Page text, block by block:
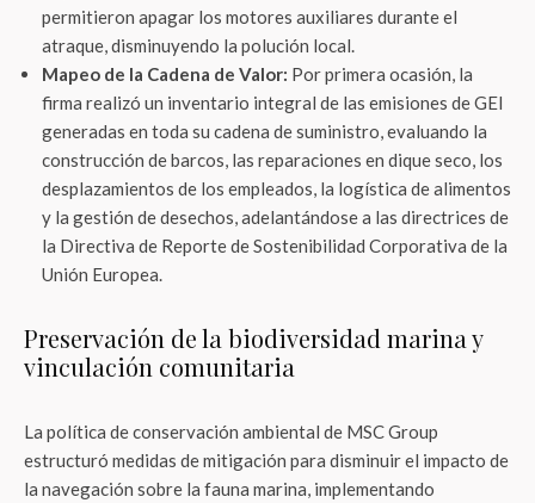
permitieron apagar los motores auxiliares durante el
atraque, disminuyendo la polución local.
Mapeo de la Cadena de Valor: Por primera ocasión, la
firma realizó un inventario integral de las emisiones de GEI
generadas en toda su cadena de suministro, evaluando la
construcción de barcos, las reparaciones en dique seco, los
desplazamientos de los empleados, la logística de alimentos
y la gestión de desechos, adelantándose a las directrices de
la Directiva de Reporte de Sostenibilidad Corporativa de la
Unión Europea.
Preservación de la biodiversidad marina y
vinculación comunitaria
La política de conservación ambiental de MSC Group
estructuró medidas de mitigación para disminuir el impacto de
la navegación sobre la fauna marina, implementando